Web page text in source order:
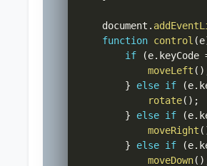
    document
.
function control (e
if
(e. keyCode
moveLeft ( )
}
else if (e.
rotate( ) ;
}
else if (e.
moveRight (
}
else if (e.
moveDown( )